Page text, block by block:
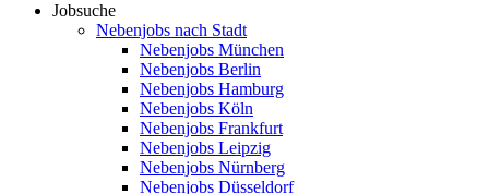
Jobsuche
Nebenjobs nach Stadt
Nebenjobs München
Nebenjobs Berlin
Nebenjobs Hamburg
Nebenjobs Köln
Nebenjobs Frankfurt
Nebenjobs Leipzig
Nebenjobs Nürnberg
Nebenjobs Düsseldorf